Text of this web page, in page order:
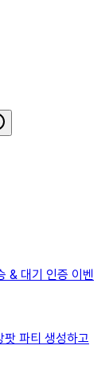
& 대기 인증 이벤
파티 생성하고